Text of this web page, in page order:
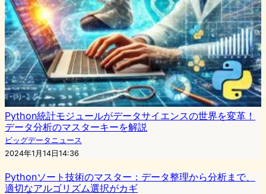
Python統計モジュールがデータサイエンスの世界を変革！
データ分析のマスターキーを解説
ビッグデータニュース
2024年1月14日14:36
Pythonソート技術のマスター：データ整理から分析まで、
適切なアルゴリズム選択がカギ